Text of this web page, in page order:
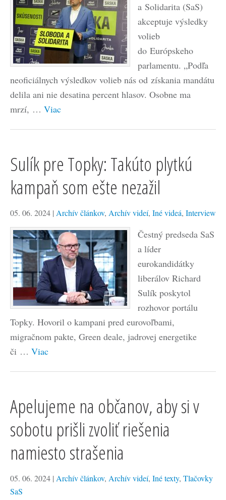
a Solidarita (SaS)
akceptuje výsledky
volieb
do Európskeho
parlamentu. „Podľa
neoficiálnych výsledkov volieb nás od získania mandátu
delila ani nie desatina percent hlasov. Osobne ma
mrzí, … Viac
Sulík pre Topky: Takúto plytkú
kampaň som ešte nezažil
05. 06. 2024 | Archív článkov, Archív videí, Iné videá, Interview
Čestný predseda SaS
a líder
eurokandidátky
liberálov Richard
Sulík poskytol
rozhovor portálu
Topky. Hovoril o kampani pred eurovoľbami,
migračnom pakte, Green deale, jadrovej energetike
či … Viac
Apelujeme na občanov, aby si v
sobotu prišli zvoliť riešenia
namiesto strašenia
05. 06. 2024 | Archív článkov, Archív videí, Iné texty, Tlačovky
SaS